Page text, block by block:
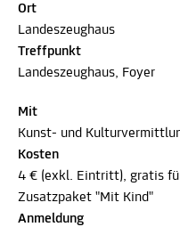
Ort
Landeszeughaus
Treffpunkt
Landeszeughaus, Foyer
Mit
Kunst- und
Kosten
4 € (exkl. Eintritt), gratis
Zusatzpaket "Mit Kind"
Anmeldung